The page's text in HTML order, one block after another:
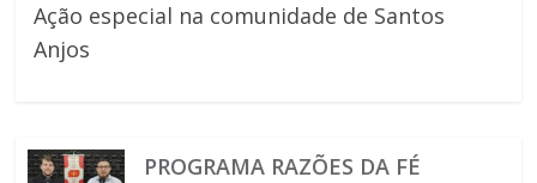
Ação especial na comunidade de Santos
Anjos
PROGRAMA RAZÕES DA FÉ